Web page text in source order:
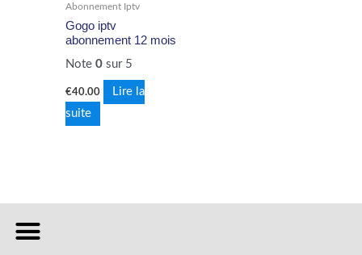
Abonnement Iptv
Gogo iptv
abonnement 12 mois
Note0 sur 5
€40.00
Lire la
suite